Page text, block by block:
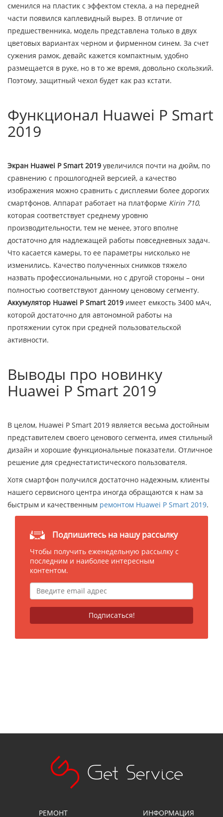
сменился на пластик с эффектом стекла, а на передней
части появился каплевидный вырез. В отличие от
предшественника, модель представлена только в двух
цветовых вариантах черном и фирменном синем. За счет
сужения рамок, девайс кажется компактным, удобно
размещается в руке, но в то же время, довольно скользкий.
Поэтому, защитный чехол будет как раз кстати.
Функционал Huawei P Smart
2019
Экран Huawei P Smart 2019 увеличился почти на дюйм, по
сравнению с прошлогодней версией, а качество
изображения можно сравнить с дисплеями более дорогих
смартфонов. Аппарат работает на платформе Kirin 710,
которая соответствует среднему уровню
производительности, тем не менее, этого вполне
достаточно для надлежащей работы повседневных задач.
Что касается камеры, то ее параметры нисколько не
изменились. Качество полученных снимков тяжело
назвать профессиональными, но с другой стороны – они
полностью соответствуют данному ценовому сегменту.
Аккумулятор Huawei P Smart 2019 имеет емкость 3400 мАч,
которой достаточно для автономной работы на
протяжении суток при средней пользовательской
активности.
Выводы про новинку
Huawei P Smart 2019
В целом, Huawei P Smart 2019 является весьма достойным
представителем своего ценового сегмента, имея стильный
дизайн и хорошие функциональные показатели. Отличное
решение для среднестатистического пользователя.
Хотя смартфон получился достаточно надежным, клиенты
нашего сервисного центра иногда обращаются к нам за
быстрым и качественным ремонтом Huawei P Smart 2019.
Подпишитесь на нашу рассылку
Чтобы получить еженедельную рассылку с
последним и наиболее интересным
контентом.
РЕМОНТ ИНФОРМАЦИЯ